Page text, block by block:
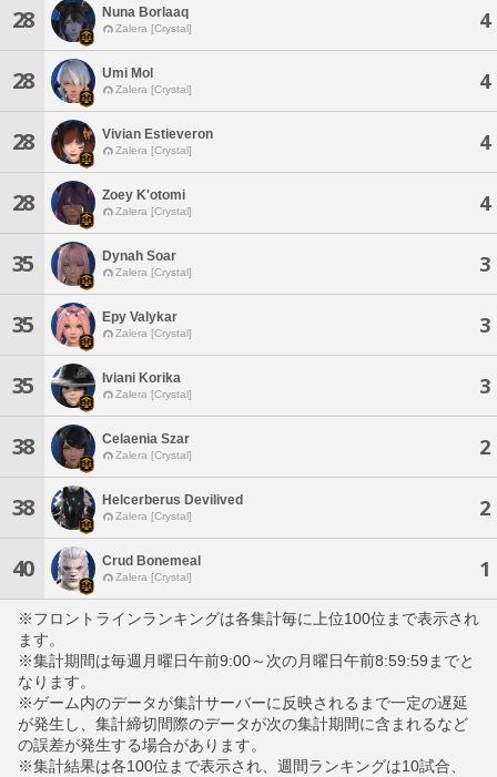
28 Nuna Borlaaq
Zalera [Crystal] 4
28 Umi Mol
Zalera [Crystal] 4
28 Vivian Estieveron
Zalera [Crystal] 4
28 Zoey K'otomi
Zalera [Crystal] 4
35 Dynah Soar
Zalera [Crystal] 3
35 Epy Valykar
Zalera [Crystal] 3
35 Iviani Korika
Zalera [Crystal] 3
38 Celaenia Szar
Zalera [Crystal] 2
38 Helcerberus Devilived
Zalera [Crystal] 2
40 Crud Bonemeal
Zalera [Crystal] 1
※フロントラインランキングは各集計毎に上位100位まで表示され
ます。
※集計期間は毎週月曜日午前9:00～次の月曜日午前8:59:59までと
なります。
※ゲーム内のデータが集計サーバーに反映されるまで一定の遅延
が発生し、集計締切間際のデータが次の集計期間に含まれるなど
の誤差が発生する場合があります。
※集計結果は各100位まで表示され、週間ランキングは10試合、